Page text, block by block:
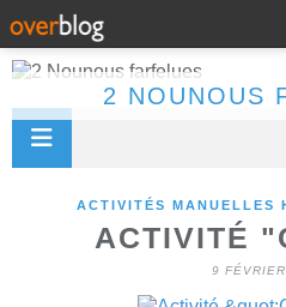
2 NOUNOUS
ACTIVITÉS MANUELLES
ACTIVITÉ
9